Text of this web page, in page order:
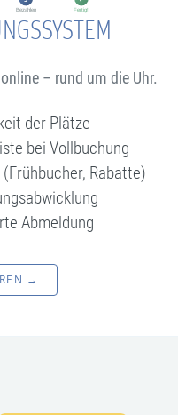
– rund um die Uhr.
der Plätze
bei Vollbuchung
Rabatte)
Abmeldung
→